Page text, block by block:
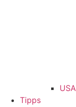
USA
Tipps